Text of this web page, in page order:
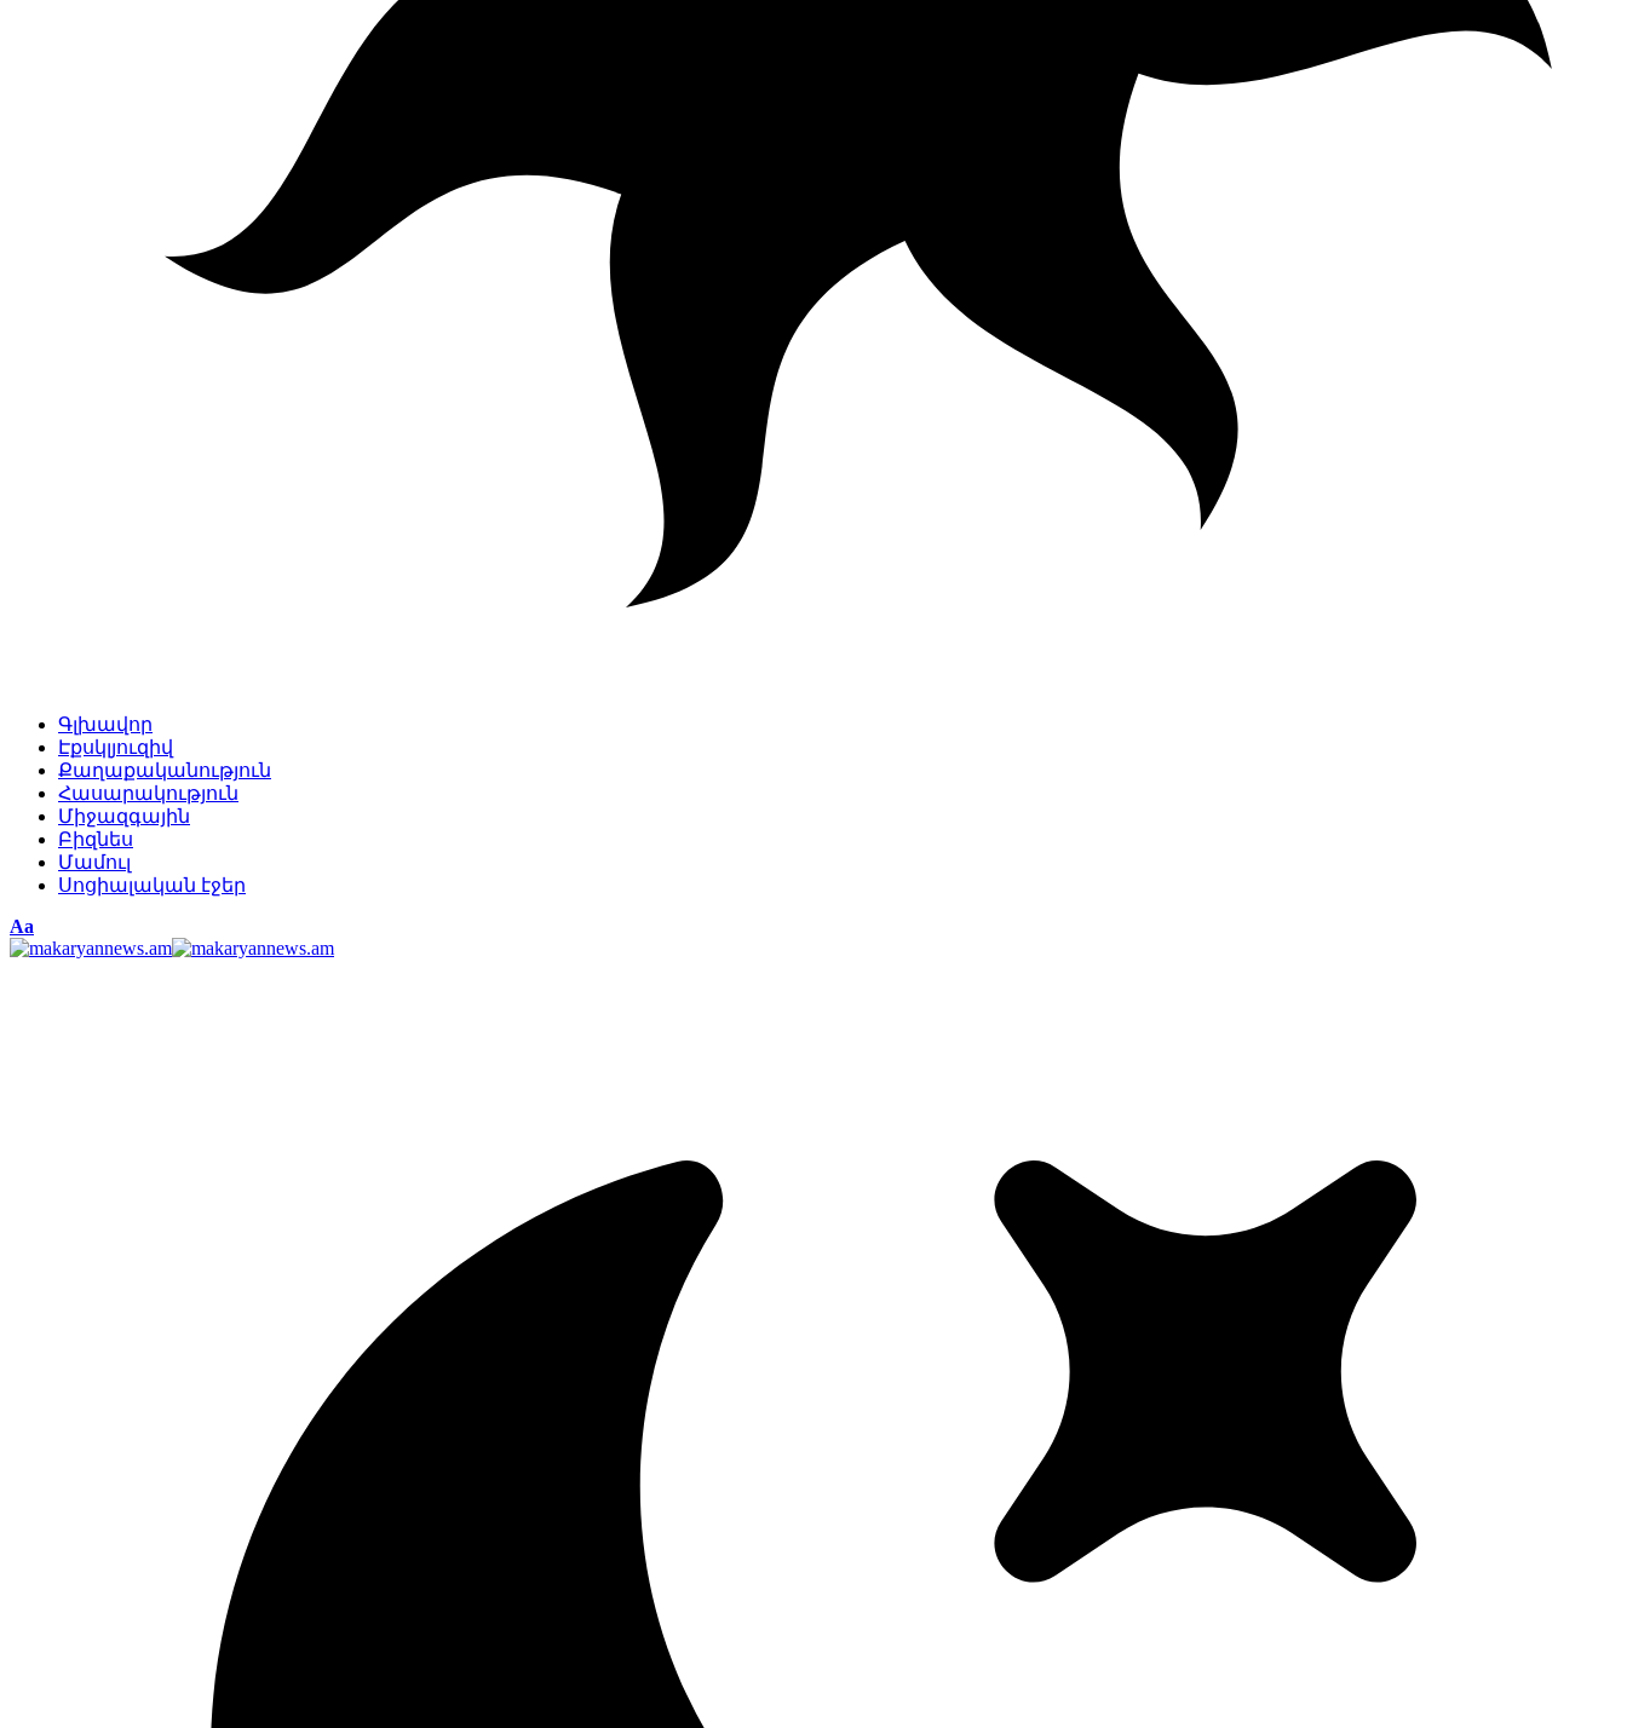
Գլխավոր
Էքսկլյուզիվ
Քաղաքականություն
Հասարակություն
Միջազգային
Բիզնես
Մամուլ
Սոցիալական էջեր
Изменение
размера
Аа